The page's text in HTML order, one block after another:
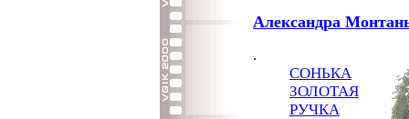
Александра
.
СОНЬКА
ЗОЛОТАЯ
РУЧКА